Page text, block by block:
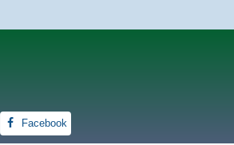
Facebook